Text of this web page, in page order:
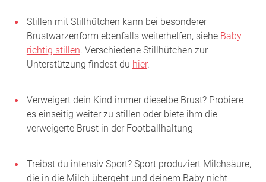
Stillen mit Stillhütchen kann bei besonderer
Brustwarzenform ebenfalls weiterhelfen, siehe Baby
richtig stillen. Verschiedene Stillhütchen zur
Unterstützung findest du hier.
Verweigert dein Kind immer dieselbe Brust? Probiere
es einseitig weiter zu stillen oder biete ihm die
verweigerte Brust in der Footballhaltung
Treibst du intensiv Sport? Sport produziert Milchsäure,
die in die Milch übergeht und deinem Baby nicht